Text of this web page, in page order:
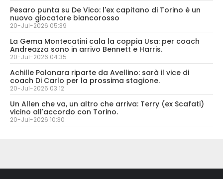
Pesaro punta su De Vico: l'ex capitano di Torino è un
nuovo giocatore biancorosso
20-Jul-2026 05:39
La Gema Montecatini cala la coppia Usa: per coach
Andreazza sono in arrivo Bennett e Harris.
20-Jul-2026 04:35
Achille Polonara riparte da Avellino: sarà il vice di
coach Di Carlo per la prossima stagione.
20-Jul-2026 03:12
Un Allen che va, un altro che arriva: Terry (ex Scafati)
vicino all'accordo con Torino.
20-Jul-2026 10:30